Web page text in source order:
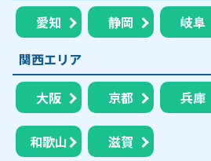
愛知 静岡 岐阜
関西エリア
大阪 京都 兵庫
和歌山
滋賀